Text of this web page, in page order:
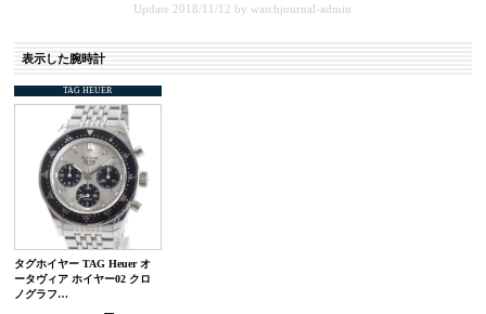
Update 2018/11/12 bywatchjournal-admin
表示した腕時計
TAG HEUER
タグホイヤー TAG Heuer オ
ータヴィア ホイヤー02 クロ
ノグラフ…